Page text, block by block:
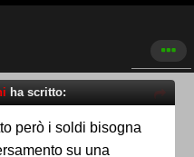
ha scritto:
però i soldi bisogna
su una